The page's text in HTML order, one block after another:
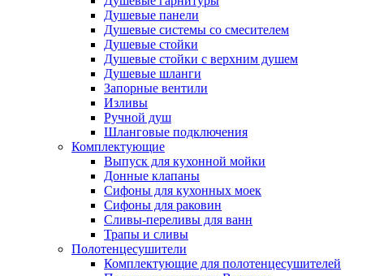
Душевые панели
Душевые системы со смесителем
Душевые стойки
Душевые стойки с верхним душем
Душевые шланги
Запорные вентили
Изливы
Ручной душ
Шланговые подключения
Комплектующие
Выпуск для кухонной мойки
Донные клапаны
Сифоны для кухонных моек
Сифоны для раковин
Сливы-переливы для ванн
Трапы и сливы
Полотенцесушители
Комплектующие для полотенцесушителей